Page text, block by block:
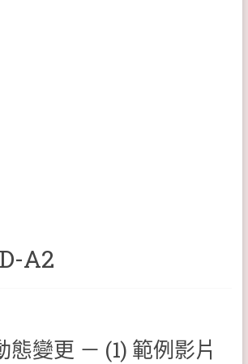
A2
態變更 － (1) 範例影片